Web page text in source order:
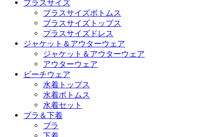
プラスサイズ
プラスサイズボトムス
プラスサイズトップス
プラスサイズドレス
ジャケット＆アウターウェア
ジャケット＆アウターウェア
アウターウェア
ビーチウェア
水着トップス
水着ボトムス
水着セット
ブラ＆下着
ブラ